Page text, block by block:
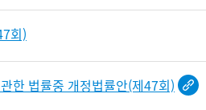
회)
한 법률중 개정법률안(제47회)